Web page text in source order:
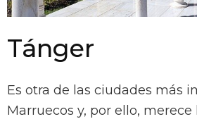
Tánger
Es otra de las ciudades más
Marruecos y, por ello,